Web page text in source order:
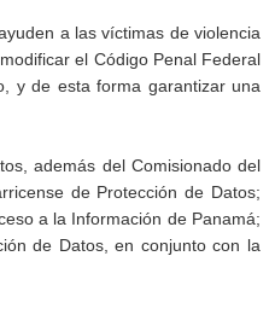
a las víctimas de violencia
el Código Penal Federal
y de esta forma garantizar una
además del Comisionado del
de Protección de Datos;
a la Información de Panamá;
de Datos, en conjunto con la